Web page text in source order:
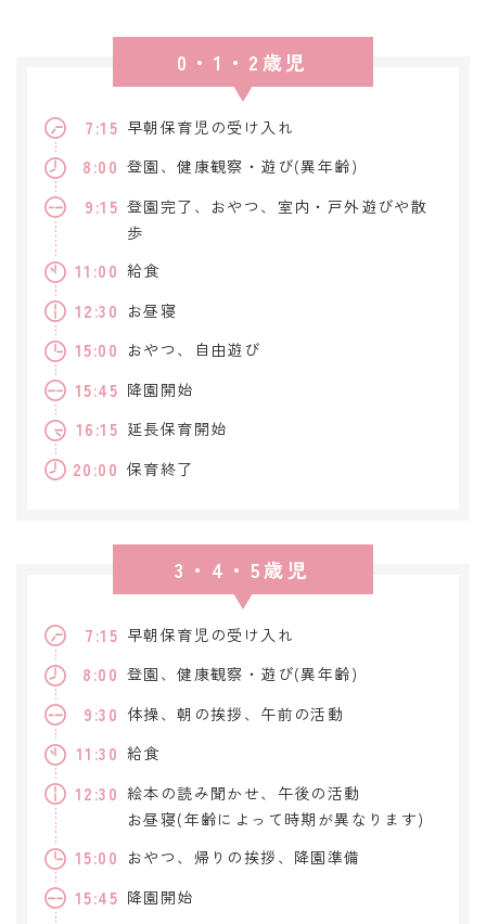
0・1・2歳児
7:15 早朝保育児の受け入れ
8:00 登園、健康観察・遊び(異年齢)
9:15 登園完了、おやつ、室内・戸外遊びや散
歩
11:00 給食
12:30 お昼寝
15:00 おやつ、自由遊び
15:45 降園開始
16:15 延長保育開始
20:00 保育終了
3・4・5歳児
7:15 早朝保育児の受け入れ
8:00 登園、健康観察・遊び(異年齢)
9:30 体操、朝の挨拶、午前の活動
11:30 給食
12:30 絵本の読み聞かせ、午後の活動
お昼寝(年齢によって時期が異なります)
15:00 おやつ、帰りの挨拶、降園準備
15:45 降園開始